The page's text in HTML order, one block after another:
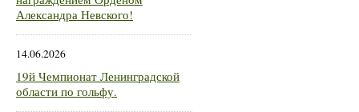
Александра Невского!
14.06.2026
19й Чемпионат Ленинградской
области по гольфу.